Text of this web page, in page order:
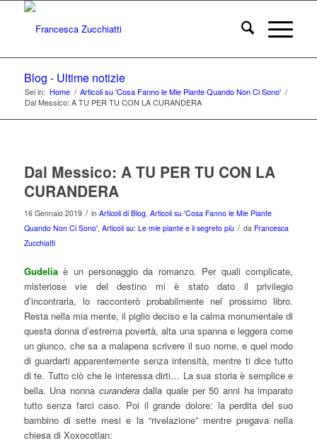
Blog - Ultime notizie
Sei in: Home / Articoli su 'Cosa Fanno le Mie Piante Quando Non Ci Sono' /
Dal Messico: A TU PER TU CON LA CURANDERA
Dal Messico: A TU PER TU CON LA
CURANDERA
16 Gennaio 2019 / in Articoli di Blog, Articoli su 'Cosa Fanno le Mie Piante
Quando Non Ci Sono', Articoli su: Le mie piante e il segreto più / da Francesca
Zucchiatti
Gudeliaè un personaggio da romanzo. Per quali complicate,
misteriose vie del destino mi è stato dato il privilegio
d’incontrarla, lo racconterò probabilmente nel prossimo libro.
Resta nella mia mente, il piglio deciso e la calma monumentale di
questa donna d’estrema povertà, alta una spanna e leggera come
un giunco, che sa a malapena scrivere il suo nome, e quel modo
di guardarti apparentemente senza intensità, mentre ti dice tutto
di te. Tutto ciò che le interessa dirti… La sua storia è semplice e
bella. Una nonna curanderadalla quale per 50 anni ha imparato
tutto senza farci caso. Poi il grande dolore: la perdita del suo
bambino di sette mesi e la “rivelazione” mentre pregava nella
chiesa di Xoxocotlan: